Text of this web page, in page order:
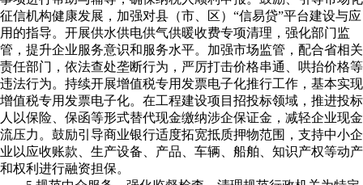
征信机构健康发展，加强对县（市、区）“信易贷”平台建设与应
用的指导。开展供水供电供气供暖收费专项清理，强化部门监
管，提升企业服务意识和服务水平。加强市场监管，配合省相关
责任部门，依法查处垄断行为，严厉打击价格串通、哄抬价格等
违法行为。持续开展增值税专用发票电子化推行工作，基本实现
增值税专用发票电子化。在工程建设项目招投标领域，推进投标
人以保险、保函等形式替代现金缴纳涉企保证金，减轻企业现金
流压力。鼓励引导商业银行适度拓宽抵质押物范围，支持中小企
业以应收账款、生产设备、产品、车辆、船舶、知识产权等动产
和权利进行融资担保。